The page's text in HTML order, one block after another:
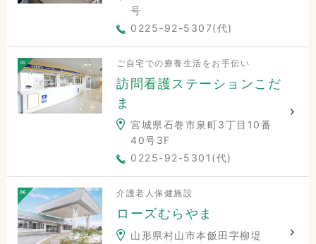
号
0225-92-5307(代)
ご自宅での療養生活をお手伝い
訪問看護ステーションこだ
ま
宮城県石巻市泉町3丁目10番
40号3F
0225-92-5301(代)
介護老人保健施設
ローズむらやま
山形県村山市本飯田字柳堤